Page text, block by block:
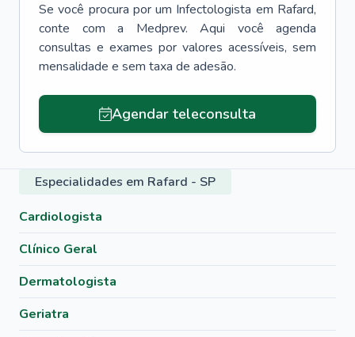
Se você procura por um Infectologista em Rafard,
conte com a Medprev. Aqui você agenda
consultas e exames por valores acessíveis, sem
mensalidade e sem taxa de adesão.
Agendar teleconsulta
Especialidades em Rafard - SP
Cardiologista
Clínico Geral
Dermatologista
Geriatra